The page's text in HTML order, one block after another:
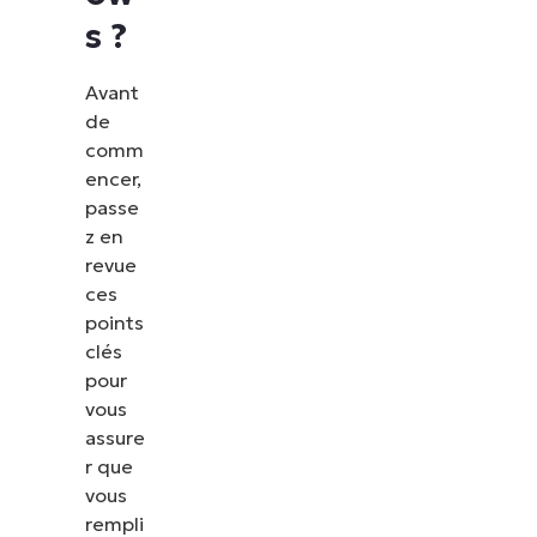
s ?
Avant
de
comm
encer,
passe
z en
revue
ces
points
clés
pour
vous
assure
r que
vous
rempli